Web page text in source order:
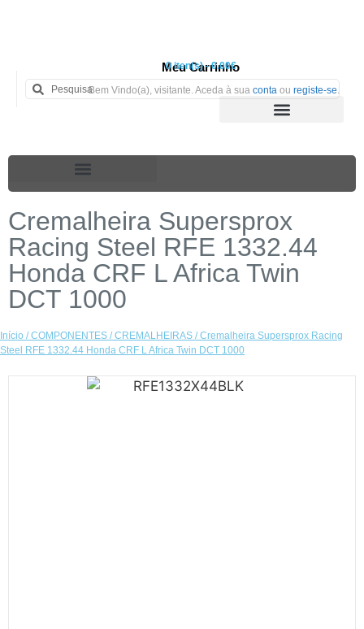
Meu Carrinho
0 iten(s) - 0.00€
Bem Vindo(a), visitante. Aceda à sua conta ou registe-se.
Cremalheira Supersprox
Racing Steel RFE 1332.44
Honda CRF L Africa Twin
DCT 1000
Início /COMPONENTES /CREMALHEIRAS / Cremalheira Supersprox Racing
Steel RFE 1332.44 Honda CRF L Africa Twin DCT 1000